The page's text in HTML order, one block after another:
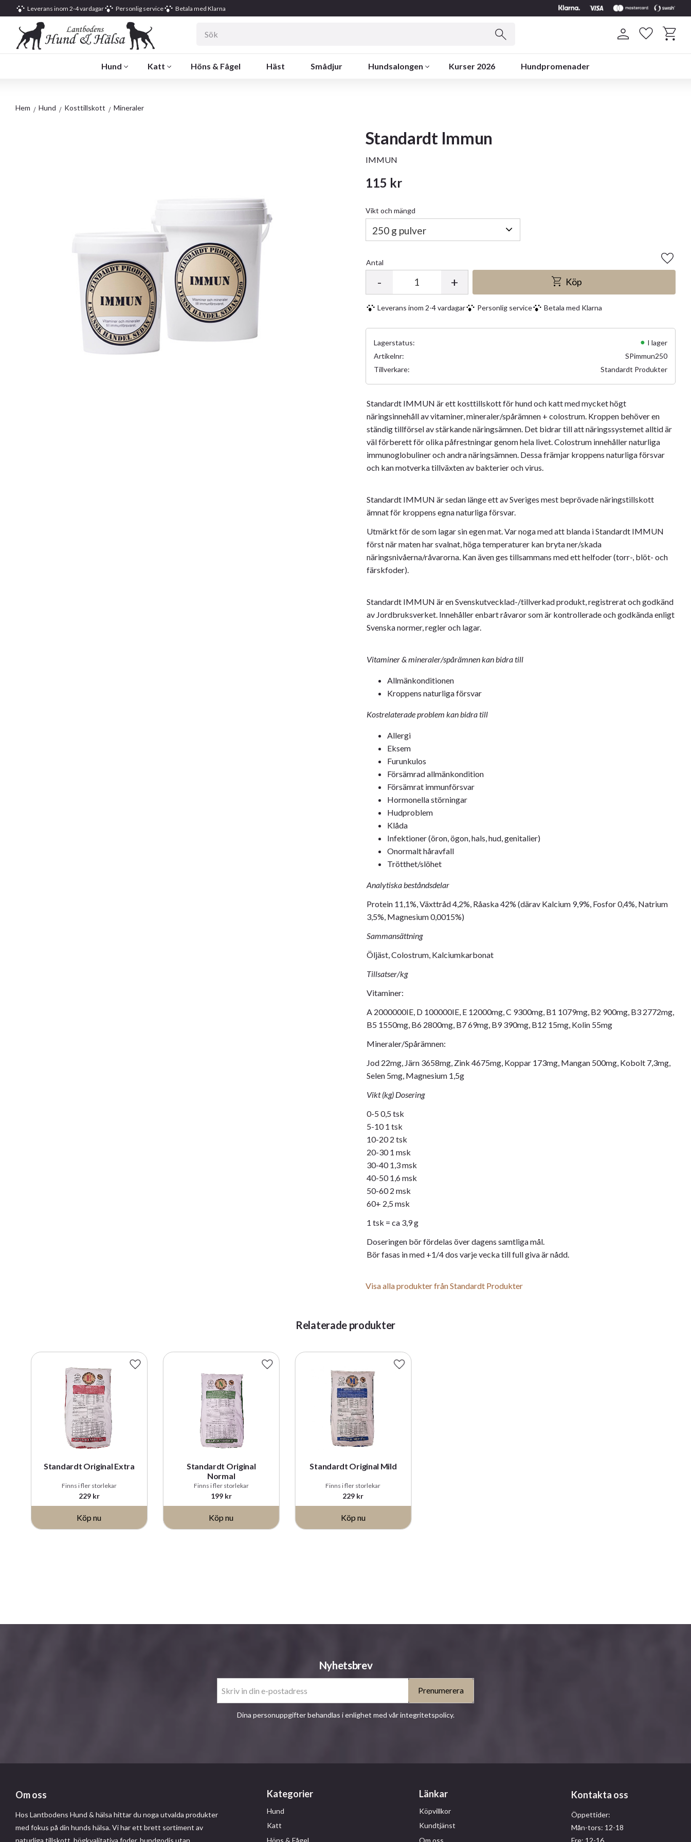
Leverans inom 2-4 vardagar Personlig service Betala med Klarna
Hund Katt Höns & Fågel Häst Smådjur Hundsalongen Kurser 2026 Hundpromenader
Favoriter
Hem Hund Kosttillskott Mineraler
Standardt Immun
IMMUN
115 kr
Vikt och mängd
Antal
+
- Köp
Lägg
Leverans inom 2-4 vardagar Personlig service Betala med Klarna
Lagerstatus
I lager
Artikelnr
SPimmun250
Tillverkare
Standardt Produkter
Standardt IMMUN är ett kosttillskott för hund och katt med mycket högt
näringsinnehåll av vitaminer, mineraler/spårämnen + colostrum. Kroppen behöver en
ständig tillförsel av stärkande näringsämnen. Det bidrar till att näringssystemet alltid är
väl förberett för olika påfrestningar genom hela livet. Colostrum innehåller naturliga
immunoglobuliner och andra näringsämnen. Dessa främjar kroppens naturliga försvar
och kan motverka tillväxten av bakterier och virus.
Standardt IMMUN är sedan länge ett av Sveriges mest beprövade näringstillskott
ämnat för kroppens egna naturliga försvar.
Utmärkt för de som lagar sin egen mat. Var noga med att blanda i Standardt IMMUN
först när maten har svalnat, höga temperaturer kan bryta ner/skada
näringsnivåerna/råvarorna. Kan även ges tillsammans med ett helfoder (torr-, blöt- och
färskfoder).
Standardt IMMUN är en Svenskutvecklad-/tillverkad produkt, registrerat och godkänd
av Jordbruksverket. Innehåller enbart råvaror som är kontrollerade och godkända enligt
Svenska normer, regler och lagar.
Vitaminer & mineraler/spårämnen kan bidra till
Allmänkonditionen
Kroppens naturliga försvar
Kostrelaterade problem kan bidra till
Allergi
Eksem
Furunkulos
Försämrad allmänkondition
Försämrat immunförsvar
Hormonella störningar
Hudproblem
Klåda
Infektioner (öron, ögon, hals, hud, genitalier)
Onormalt håravfall
Trötthet/slöhet
Analytiska beståndsdelar
Protein 11,1%, Växttråd 4,2%, Råaska 42% (därav Kalcium 9,9%, Fosfor 0,4%, Natrium
3,5%, Magnesium 0,0015%)
Sammansättning
Öljäst, Colostrum, Kalciumkarbonat
Tillsatser/kg
Vitaminer:
A 2000000IE, D 100000IE, E 12000mg, C 9300mg, B1 1079mg, B2 900mg, B3 2772mg,
B5 1550mg, B6 2800mg, B7 69mg, B9 390mg, B12 15mg, Kolin 55mg
Mineraler/Spårämnen:
Jod 22mg, Järn 3658mg, Zink 4675mg, Koppar 173mg, Mangan 500mg, Kobolt 7,3mg,
Selen 5mg, Magnesium 1,5g
Vikt (kg) Dosering
0-5 0,5 tsk
5-10 1 tsk
10-20 2 tsk
20-30 1 msk
30-40 1,3 msk
40-50 1,6 msk
50-60 2 msk
60+ 2,5 msk
1 tsk = ca 3,9 g
Doseringen bör fördelas över dagens samtliga mål.
Bör fasas in med +1/4 dos varje vecka till full giva är nådd.
Visa alla produkter från Standardt Produkter
Relaterade produkter
Standardt Original Extra
Finns i fler storlekar
229kr
Lägg till i favoriter
Standardt Original
Normal
Finns i fler storlekar
199kr
Lägg till i favoriter
Standardt Original Mild
Finns i fler storlekar
229 kr
Lägg till i favoriter
Nyhetsbrev
Prenumerera
Dina personuppgifter behandlas i enlighet med vårintegritetspolicy.
Om oss
Hos Lantbodens Hund & hälsa hittar du noga utvalda produkter
med fokus på din hunds hälsa. Vi har ett brett sortiment av
naturliga tillskott, högkvalitativa foder, hundgodis utan
Kategorier
Hund
Katt
Höns & Fågel
Länkar
Köpvillkor
Kundtjänst
Om oss
Kontakta oss
Öppettider:
Mån-tors: 12-18
Fre: 12-16